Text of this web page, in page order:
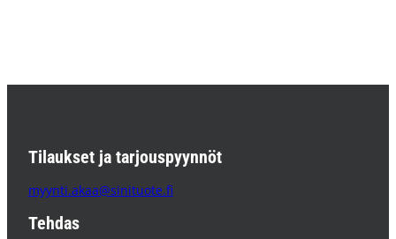
Tilaukset ja tarjouspyynnöt
myynti.akaa@sinituote.fi
Tehdas